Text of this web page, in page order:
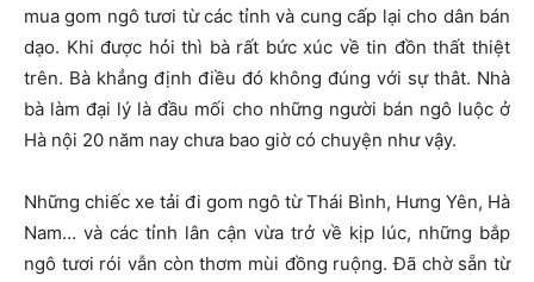
mua gom ngô tươi từ các tỉnh và cung cấp lại cho dân bán
dạo. Khi được hỏi thì bà rất bức xúc về tin đồn thất thiệt
trên. Bà khẳng định điều đó không đúng với sự thât. Nhà
bà làm đại lý là đầu mối cho những người bán ngô luộc ở
Hà nội 20 năm nay chưa bao giờ có chuyện như vậy.
Những chiếc xe tải đi gom ngô từ Thái Bình, Hưng Yên, Hà
Nam… và các tỉnh lân cận vừa trở về kịp lúc, những bắp
ngô tươi rói vẫn còn thơm mùi đồng ruộng. Đã chờ sẵn từ